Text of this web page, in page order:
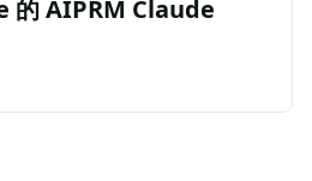
的 AIPRM Claude